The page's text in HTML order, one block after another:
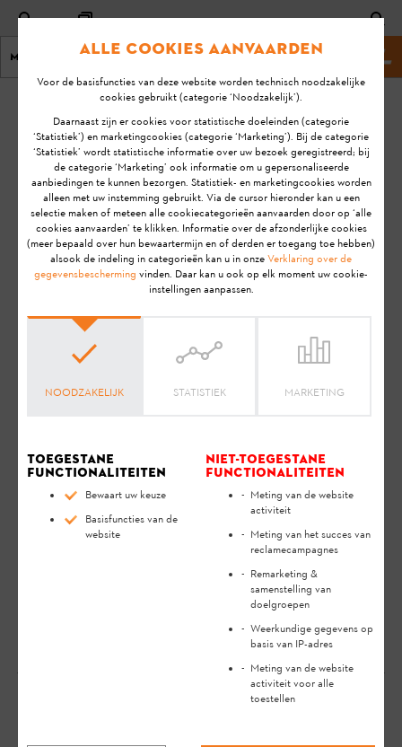
Menu Stihl website
KA-01129
Wat is de functie
van de STIHL Smart
Connector?
STIHL connected
Laatste
update:
1-12-
2021
FAQ
Product information
Aanwijzing:Voordat je jouw STIHL product gebruiksklaar
maakt, in gebruik neemt, reinigt, transporteert, opslaat,
onderhoudt, repareert, problemen oplost of afvoert, dien je de
gebruiksaanwijzing bevat veiligheidsinstructies en ondersteunt
De STIHL Smart Connector dient ertoe informatie
te achterhalen over het gebruik van jouw apparaat.
De STIHL Smart Connector herkent automatisch
wanneer apparaten worden gebruikt en houdt hun
werktijd bij. Via de STIHL connected App en de
STIHL connected Portal kan je de werktijd van jouw
Alle cookies aanvaarden
Voor de basisfuncties van deze website worden technisch noodzakelijke
cookies gebruikt (categorie ‘Noodzakelijk’).
Daarnaast zijn er cookies voor statistische doeleinden (categorie
‘Statistiek’) en marketingcookies (categorie ‘Marketing’). Bij de categorie
‘Statistiek’ wordt statistische informatie over uw bezoek geregistreerd; bij
de categorie ‘Marketing’ ook informatie om u gepersonaliseerde
aanbiedingen te kunnen bezorgen. Statistiek- en marketingcookies worden
alleen met uw instemming gebruikt. Via de cursor hieronder kan u een
selectie maken of meteen alle cookiecategorieën aanvaarden door op ‘alle
cookies aanvaarden’ te klikken. Informatie over de afzonderlijke cookies
(meer bepaald over hun bewaartermijn en of derden er toegang toe hebben)
alsook de indeling in categorieën kan u in onzeVerklaring over de
gegevensbescherming vinden. Daar kan u ook op elk moment uw cookie-
instellingen aanpassen.
NOODZAKELIJK STATISTIEK MARKETING
Toegestane
functionaliteiten
Bewaart uw keuze
Basisfuncties van de
website
Niet-toegestane
functionaliteiten
Meting van de website
activiteit
Meting van het succes van
reclamecampagnes
Remarketing &
samenstelling van
doelgroepen
Weerkundige gegevens op
basis van IP-adres
Meting van de website
activiteit voor alle
toestellen